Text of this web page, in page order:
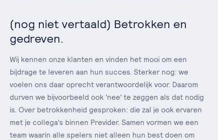
(nog niet vertaald) Betrokken en
gedreven.
Wij kennen onze klanten en vinden het mooi om een
bijdrage te leveren aan hun succes. Sterker nog: we
voelen ons daar oprecht verantwoordelijk voor. Daarom
durven we bijvoorbeeld ook 'nee' te zeggen als dat nodig
is. Over betrokkenheid gesproken: die zal je ook ervaren
met je collega's binnen Previder. Samen vormen we een
team waarin alle spelers niet alleen hun best doen om